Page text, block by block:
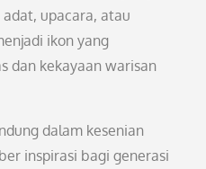
upacara, atau
ikon yang
dan kekayaan warisan
dalam kesenian
inspirasi bagi generasi